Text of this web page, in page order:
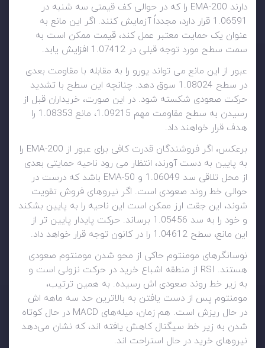
دارند 200-EMA را که در حوالی کف قیمتی سه شنبه در
1.06591 قرار دارد، مجدداً آزمایش کنند. اگر این مانع به
عنوان یک حمایت معتبر عمل کند، قیمت ممکن است به
سمت سطح مورد توجه قبلی در 1.07412 افزایش یابد.
عبور از این مانع می تواند یورو را به مقابله با مقاومت بعدی
در سطح 1.08024 سوق دهد. چنانچه این سطح با تشدید
حرکت صعودی شکسته شود. در این صورت، خریداران قبل از
رسیدن به سطح مقاومت مهم 1.09215، مانع 1.08353 را
هدف قرار خواهند داد.
برعکس، اگر فروشندگان قدرت کافی برای عبور از 200-EMA را
به پایین به دست آورند، انتظار می رود ناحیه حمایتی بعدی
از محل تلاقی سد 1.06049 و 50-EMA باشد که درست در
حوالی خط روند صعودی است. اگر نیروهای فروش تقویت
شوند، این جقت ارز ممکن است این ناحیه را به پایین بشکند
و خود را به سد 1.05456 برساند. حرکت پایدار پایین تر از
این مانع، سطح 1.04612 را در کانون توجه قرار خواهد داد.
نوسانگرهای مومنتوم حاکی از محو شدن مومنتوم صعودی
هستند. RSI از منطقه اشباع خرید در حرکت نزولی است و
به زیر خط روند صعودی اش رسیده. به همین ترتیب،
مومنتوم پس از دست یافتن به بالاترین حد سه ماهه اش
در حال ریزش است. هم زمان، میله‌های MACD در حال کوتاه
شدن به زیر خط سیگنال کاهش یافته اند، که نشان می‌دهد
نیروهای خرید در حال استراحت اند.